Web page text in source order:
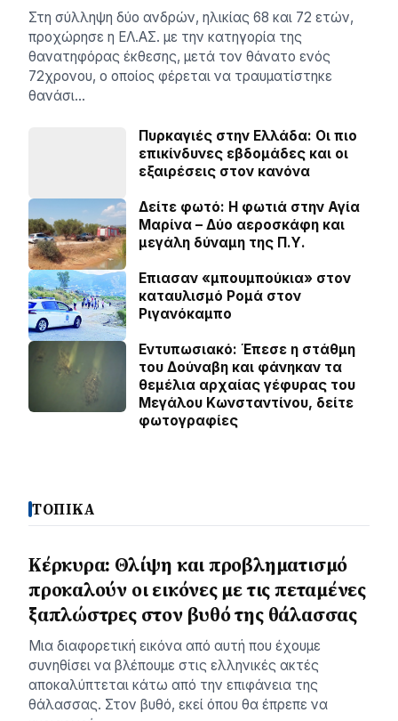
Στη σύλληψη δύο ανδρών, ηλικίας 68 και 72 ετών,
προχώρησε η ΕΛ.ΑΣ. με την κατηγορία της
θανατηφόρας έκθεσης, μετά τον θάνατο ενός
72χρονου, ο οποίος φέρεται να τραυματίστηκε
θανάσι…
Πυρκαγιές στην Ελλάδα: Οι πιο
επικίνδυνες εβδομάδες και οι
εξαιρέσεις στον κανόνα
Δείτε φωτό: Η φωτιά στην Αγία
Μαρίνα – Δύο αεροσκάφη και
μεγάλη δύναμη της Π.Υ.
Επιασαν «µπουµπούκια» στον
καταυλισµό Ροµά στον
Ριγανόκαμπο
Εντυπωσιακό: Έπεσε η στάθμη
του Δούναβη και φάνηκαν τα
θεμέλια αρχαίας γέφυρας του
Μεγάλου Κωνσταντίνου, δείτε
φωτογραφίες
ΤΟΠΙΚΑ
Κέρκυρα: Θλίψη και προβληματισμό
προκαλούν οι εικόνες με τις πεταμένες
ξαπλώστρες στον βυθό της θάλασσας
Μια διαφορετική εικόνα από αυτή που έχουμε
συνηθίσει να βλέπουμε στις ελληνικές ακτές
αποκαλύπτεται κάτω από την επιφάνεια της
θάλασσας. Στον βυθό, εκεί όπου θα έπρεπε να